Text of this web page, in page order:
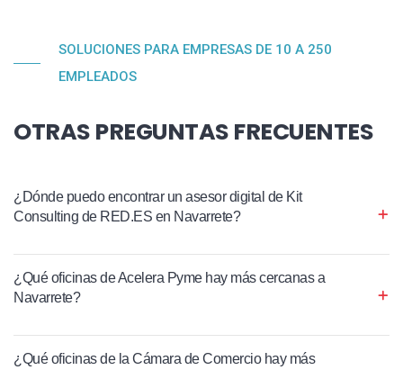
SOLUCIONES PARA EMPRESAS DE 10 A 250
EMPLEADOS
OTRAS PREGUNTAS FRECUENTES
¿Dónde puedo encontrar un asesor digital de Kit
Consulting de RED.ES en Navarrete?
¿Qué oficinas de Acelera Pyme hay más cercanas a
Navarrete?
¿Qué oficinas de la Cámara de Comercio hay más